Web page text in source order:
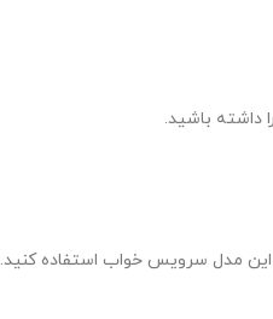
داشته باشید.
مدل سرویس خواب استفاده کنید.